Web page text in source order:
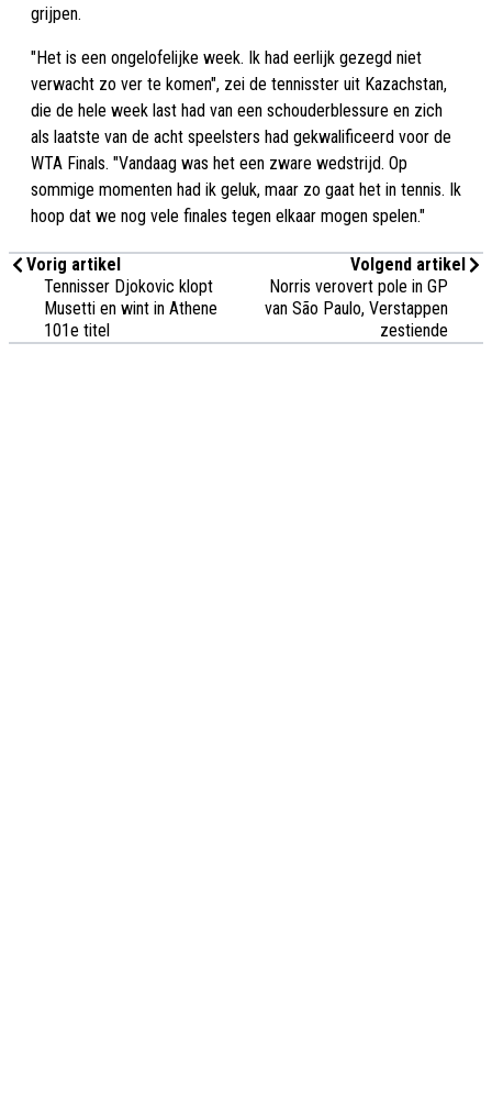
grijpen.
"Het is een ongelofelijke week. Ik had eerlijk gezegd niet
verwacht zo ver te komen", zei de tennisster uit Kazachstan,
die de hele week last had van een schouderblessure en zich
als laatste van de acht speelsters had gekwalificeerd voor de
WTA Finals. "Vandaag was het een zware wedstrijd. Op
sommige momenten had ik geluk, maar zo gaat het in tennis. Ik
hoop dat we nog vele finales tegen elkaar mogen spelen."
Vorig artikel
Tennisser Djokovic klopt
Musetti en wint in Athene
101e titel
Volgend artikel
Norris verovert pole in GP
van São Paulo, Verstappen
zestiende